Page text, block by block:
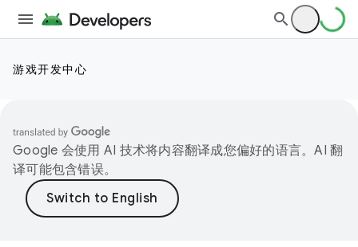
游戏开发中心
Google 会使用 AI 技术将内容翻译成您偏好的语言。AI 翻
译可能包含错误。